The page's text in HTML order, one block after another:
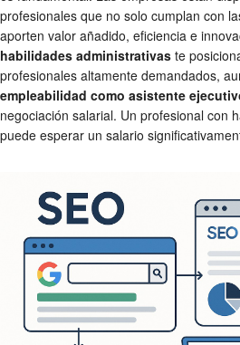
profesionales que no solo cumplan con
aporten valor añadido, eficiencia e
habilidades administrativas te
profesionales altamente demandados,
empleabilidad como asistente
negociación salarial. Un profesional con
puede esperar un salario